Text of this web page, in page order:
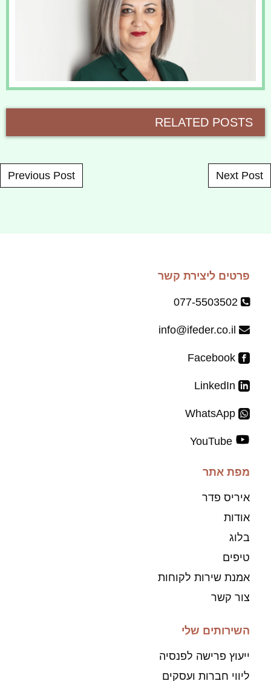
RELATED POSTS
Post navigation
Previous Post Next Post
פרטים ליצירת קשר
077-5503502
info@ifeder.co.il
YouTube
מפת אתר
איריס פדר
אודות
בלוג
טיפים
אמנת שירות לקוחות
צור קשר
השירותים שלי
ייעוץ פרישה לפנסיה
ליווי חברות ועסקים